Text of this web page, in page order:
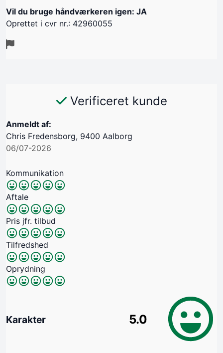
Vil du bruge håndværkeren igen: JA
Oprettet i cvr nr.: 42960055
Verificeret kunde
Anmeldt af:
Chris Fredensborg, 9400 Aalborg
06/07-2026
Kommunikation
Aftale
Pris jfr. tilbud
Tilfredshed
Oprydning
Karakter 5.0